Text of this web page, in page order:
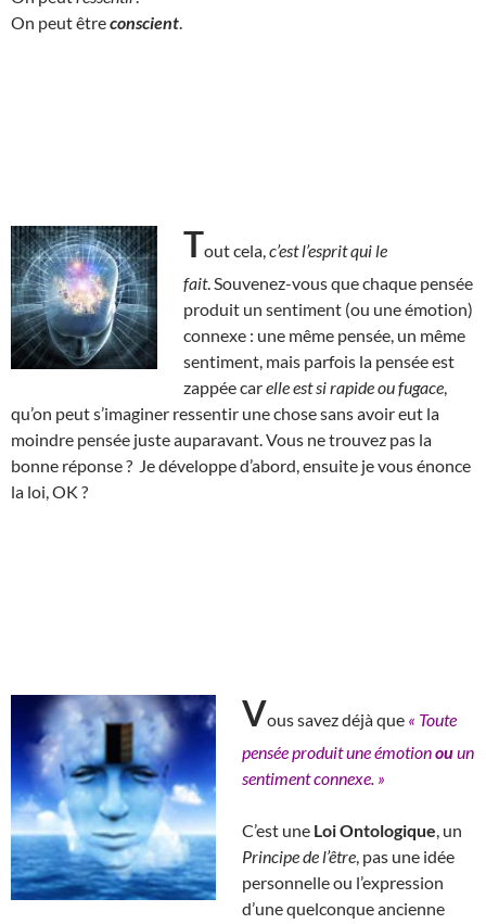
On peut êtreconscient
Tout cela, c’est l’esprit qui le
fait. Souvenez-vous que chaque pensée
produit un sentiment (ou une émotion)
connexe : une même pensée, un même
sentiment, mais parfois la pensée est
zappée carelle est si rapide ou fugace
qu’on peut s’imaginer ressentir une chose sans avoir eut la
moindre pensée juste auparavant. Vous ne trouvez pas la
bonne réponse ? Je développe d’abord, ensuite je vous énonce
la loi, OK ?
Vous savez déjà que « Toute
pensée produit une émotionouun
sentiment connexe. »
C’est une Loi Ontologique , un
Principe de l’être , pas une idée
personnelle ou l’expression
d’une quelconque ancienne